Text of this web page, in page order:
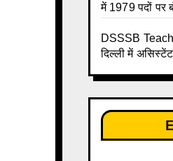
में 1979 पदों पर
तक
DSSSB
दिल्ली में